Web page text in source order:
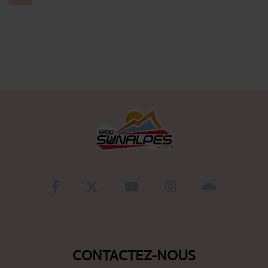
CONTACTEZ-NOUS